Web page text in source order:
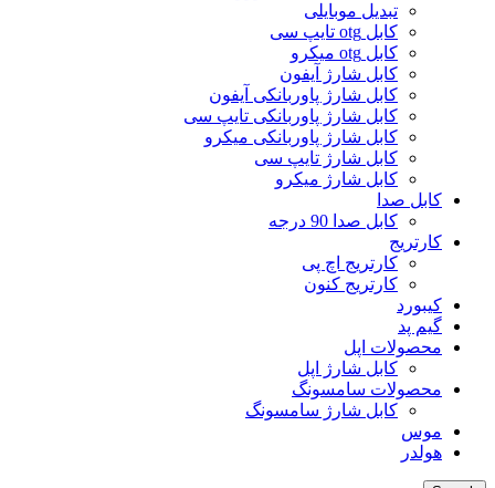
تبدیل موبایلی
کابل otg تایپ سی
کابل otg میکرو
کابل شارژ آیفون
کابل شارژ پاوربانکی آیفون
کابل شارژ پاوربانکی تایپ سی
کابل شارژ پاوربانکی میکرو
کابل شارژ تایپ سی
کابل شارژ میکرو
کابل صدا
کابل صدا 90 درجه
کارتریج
کارتریج اچ پی
کارتریج کنون
کیبورد
گیم پد
محصولات اپل
کابل شارژ اپل
محصولات سامسونگ
کابل شارژ سامسونگ
موس
هولدر